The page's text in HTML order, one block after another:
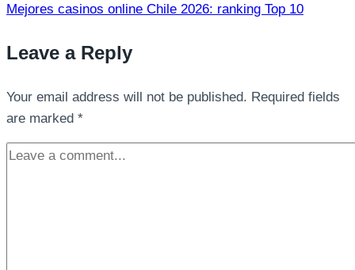
Mejores casinos online Chile 2026: ranking Top 10
Leave a Reply
Your email address will not be published. Required fields
are marked *